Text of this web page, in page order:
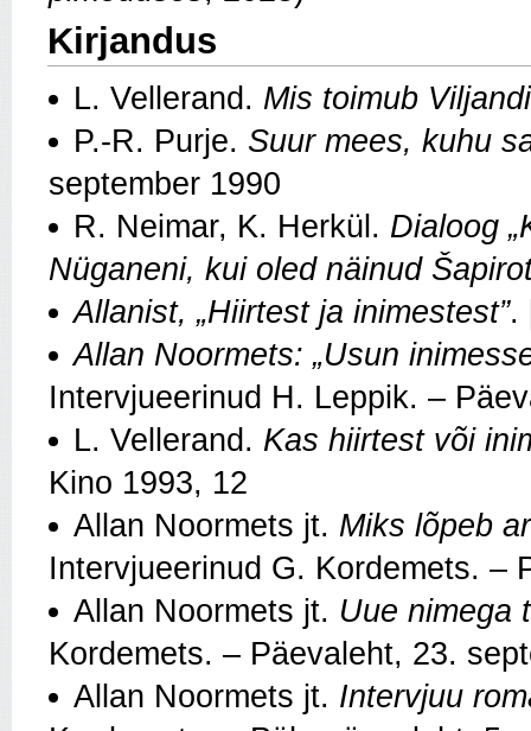
Kirjandus
L. Vellerand. Mis toimub
P.‑R. Purje. Suur mees, kuhu
september 1990
R. Neimar, K. Herkül. Dialoog
Nüganeni, kui oled näinud
Allanist, „Hiirtest ja inimestest”.
Allan Noormets: „Usun
Intervjueerinud H. Leppik. –
L. Vellerand. Kas hiirtest või
Kino 1993, 12
Allan Noormets jt. Miks lõpeb
Intervjueerinud G. Kordemets. –
Allan Noormets jt. Uue nimega
Kordemets. – Päevaleht, 23.
Allan Noormets jt. Intervjuu